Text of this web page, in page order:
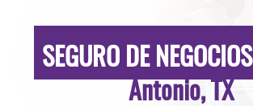
SEGURO DE NEGOCIOS
Antonio, TX